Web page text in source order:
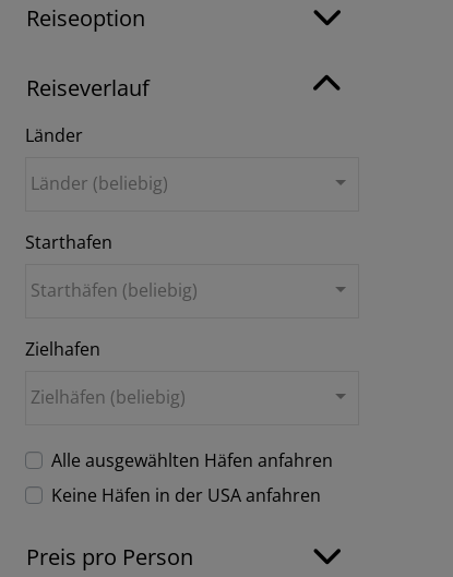
Reiseoption
Reiseverlauf
Länder
Länder (beliebig)
Starthafen
Starthäfen (beliebig)
Zielhafen
Zielhäfen (beliebig)
Alle ausgewählten Häfen anfahren
Keine Häfen in der USA anfahren
Preis pro Person